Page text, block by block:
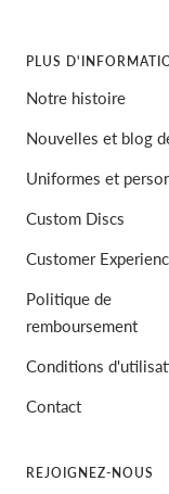
PLUS
Notre histoire
Nouvelles et blog
Uniformes et
Custom Discs
Customer
Politique de
remboursement
Conditions
Contact
REJOIGNEZ-NOUS